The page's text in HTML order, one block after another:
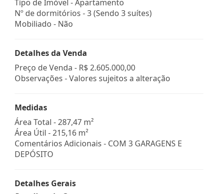
Tipo de Imóvel - Apartamento
Nº de dormitórios - 3 (Sendo 3 suítes)
Mobiliado - Não
Detalhes da Venda
Preço de Venda - R$ 2.605.000,00
Observações - Valores sujeitos a alteração
Medidas
Área Total - 287,47 m²
Área Útil - 215,16 m²
Comentários Adicionais - COM 3 GARAGENS E
DEPÓSITO
Detalhes Gerais